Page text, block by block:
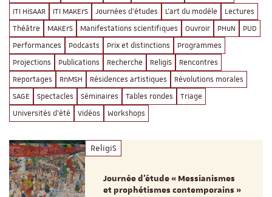
ITI HiSAAR
ITI MAKErS Journées d'études L'art du modèle
Lectures
Théâtre
MAKErS Manifestations scientifiques Ouvroir PHuN
PUD
Performances
Podcasts Prix et distinctions
Programmes
Projections
Publications Recherche ReligiS
Rencontres
Reportages
RnMSH Résidences artistiques
Révolutions morales
SAGE
Spectacles Séminaires Tables rondes
Triage
Universités d'été
Vidéos Workshops
ReligiS
Journée d’étude « Messianismes
et prophétismes contemporains »